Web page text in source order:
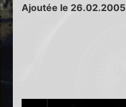
Ajoutée le 26.02.2005